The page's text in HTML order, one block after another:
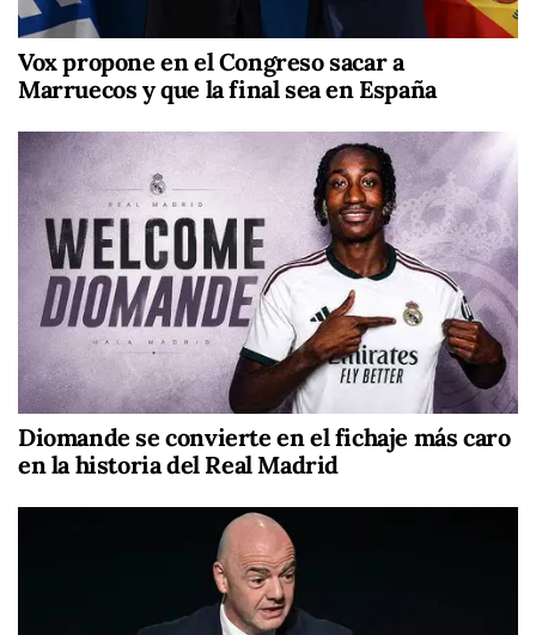
Vox propone en el Congreso sacar a
Marruecos y que la final sea en España
Diomande se convierte en el fichaje más caro
en la historia del Real Madrid